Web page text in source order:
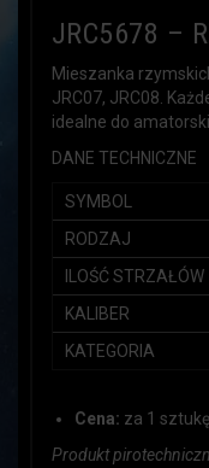
JRC5678 –
Mieszanka
JRC07, JRC08.
idealne do
DANE TECHNICZNE
SYMBOL
RODZAJ
ILOŚĆ STRZAŁÓW
KALIBER
KATEGORIA
Cena: za 1 sztukę
Produkt